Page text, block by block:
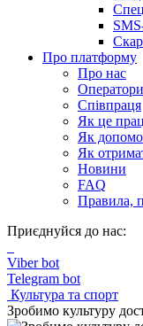
Про платформу
Про нас
Співпраця
Як це
Як
Як
Новини
FAQ
Правила,
Приєднуйся до нас:
Viber bot
Telegram bot
Культура та спорт
Зробимо культуру